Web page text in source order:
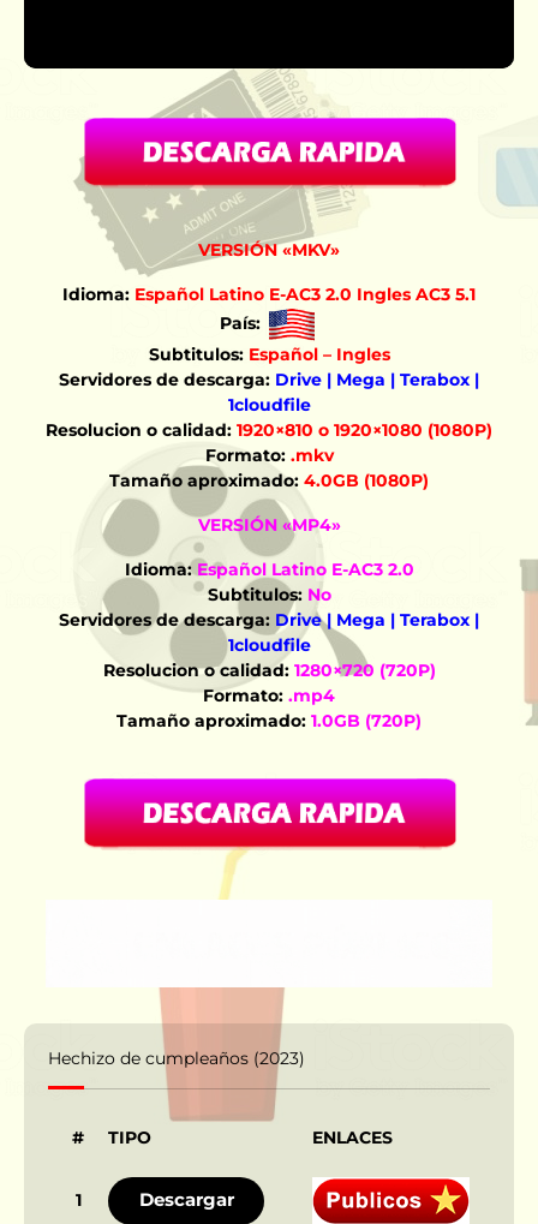
VERSIÓN «MKV»
Idioma: Español Latino E-AC3 2.0 Ingles AC3 5.1
País:
Subtitulos: Español – Ingles
Servidores de descarga: Drive | Mega | Terabox |
1cloudfile
Resolucion o calidad: 1920×810 o 1920×1080 (1080P)
Formato: .mkv
Tamaño aproximado: 4.0GB (1080P)
VERSIÓN «MP4»
Idioma: Español Latino E-AC3 2.0
Subtitulos: No
Servidores de descarga: Drive | Mega | Terabox |
1cloudfile
Resolucion o calidad: 1280×720 (720P)
Formato: .mp4
Tamaño aproximado: 1.0GB (720P)
Hechizo de cumpleaños (2023)
# TIPO ENLACES
1 Descargar